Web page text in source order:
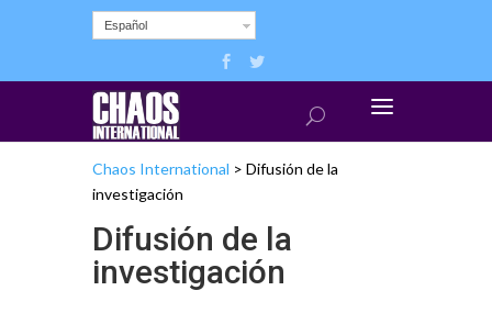
Español
Chaos International > Difusión de la
investigación
Difusión de la
investigación